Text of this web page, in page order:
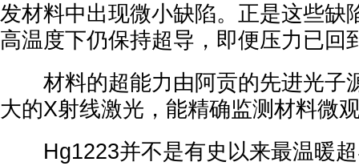
发材料中出现微小缺陷。正是这些缺
高温度下仍保持超导，即便压力已回
材料的超能力由阿贡的先进光子
大的X射线激光，能精确监测材料微
Hg1223并不是有史以来最温暖超